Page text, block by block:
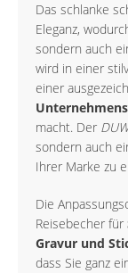
Das schlanke
Eleganz,
sondern auch
wird in einer
einer
macht. Der
sondern auch
Ihrer Marke zu
Die
Reisebecher für
Gravur und
dass Sie ganz